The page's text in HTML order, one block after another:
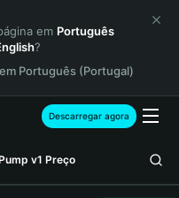
em Português
?
Português (Portugal)
Descarregar agora
v1 Preço